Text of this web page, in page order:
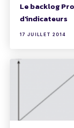
Le backlog
d'indicateurs
17 JUILLET 2014